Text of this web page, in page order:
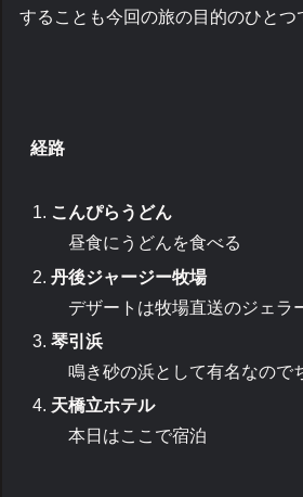
することも今回の旅の目的のひとつ
経路
こんぴらうどん
昼食にうどんを食べる
丹後ジャージー牧場
デザートは牧場直送のジェラ
琴引浜
鳴き砂の浜として有名なので
天橋立ホテル
本日はここで宿泊